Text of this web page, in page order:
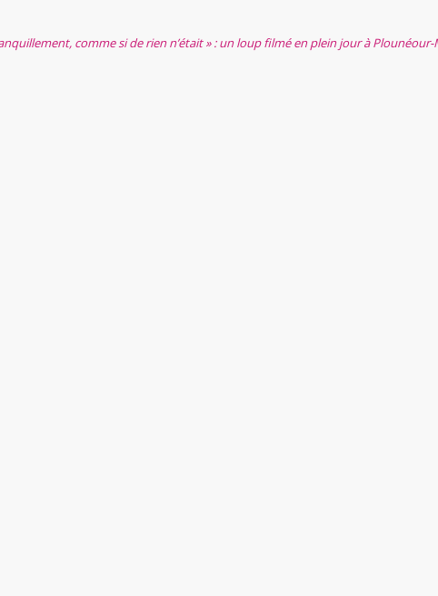
comme si de rien n’était » : un loup filmé en plein jour à